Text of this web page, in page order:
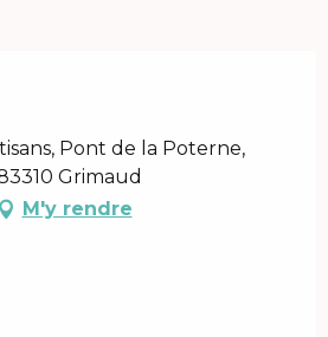
Pont de la Poterne,
Grimaud
M'y rendre